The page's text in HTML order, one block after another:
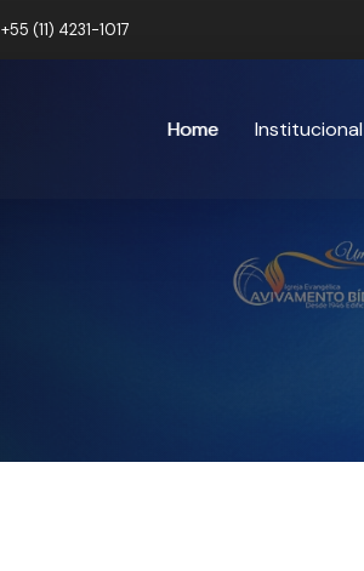
+55 (11) 4231-1017
Home Institucional